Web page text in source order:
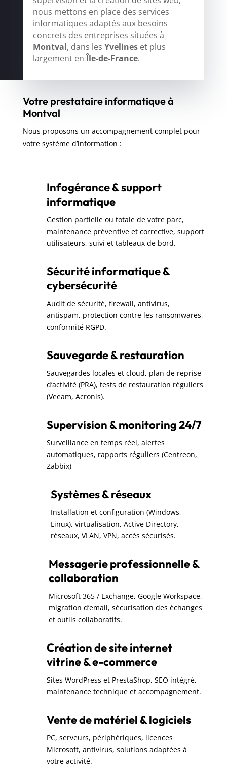
nous mettons en place des services
informatiques adaptés aux besoins
concrets des entreprises situées à
Montval, dans les Yvelineset plus
largement enÎle-de-France.
Votre prestataire informatique à
Montval
Nous proposons un accompagnement complet pour
votre système d’information :
Infogérance & support
informatique
Gestion partielle ou totale de votre parc,
maintenance préventive et corrective, support
utilisateurs, suivi et tableaux de bord.
Sécurité informatique &
cybersécurité
Audit de sécurité, firewall, antivirus,
antispam, protection contre les ransomwares,
conformité RGPD.
Sauvegarde & restauration
Sauvegardes locales et cloud, plan de reprise
d’activité (PRA), tests de restauration réguliers
(Veeam, Acronis).
Supervision & monitoring 24/7
Surveillance en temps réel, alertes
automatiques, rapports réguliers (Centreon,
Zabbix)
Systèmes & réseaux
Installation et configuration (Windows,
Linux), virtualisation, Active Directory,
réseaux, VLAN, VPN, accès sécurisés.
Messagerie professionnelle &
collaboration
Microsoft 365 / Exchange, Google Workspace,
migration d’email, sécurisation des échanges
et outils collaboratifs.
Création de site internet
vitrine & e-commerce
Sites WordPress et PrestaShop, SEO intégré,
maintenance technique et accompagnement.
Vente de matériel & logiciels
PC, serveurs, périphériques, licences
Microsoft, antivirus, solutions adaptées à
votre activité.